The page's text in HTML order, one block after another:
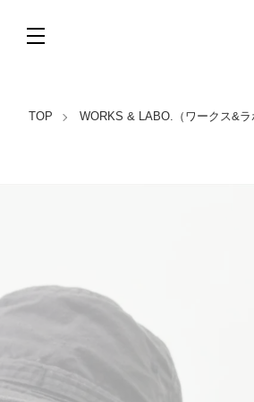
TOP WORKS & LABO.（ワークス&ラ